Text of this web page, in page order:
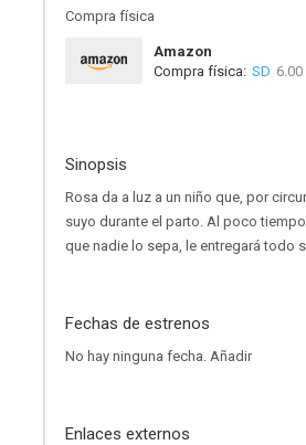
Compra física
Amazon
Compra física: SD 6.00
Sinopsis
Rosa da a luz a un niño que, por
suyo durante el parto. Al poco
que nadie lo sepa, le entregará todo
Fechas de estrenos
No hay ninguna fecha. Añadir
Enlaces externos